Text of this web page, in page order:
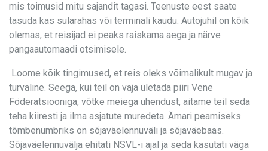
mis toimusid mitu sajandit tagasi. Teenuste eest saate
tasuda kas sularahas või terminali kaudu. Autojuhil on kõik
olemas, et reisijad ei peaks raiskama aega ja närve
pangaautomaadi otsimisele.
Loome kõik tingimused, et reis oleks võimalikult mugav ja
turvaline. Seega, kui teil on vaja ületada piiri Vene
Föderatsiooniga, võtke meiega ühendust, aitame teil seda
teha kiiresti ja ilma asjatute muredeta. Ämari peamiseks
tõmbenumbriks on sõjaväelennuväli ja sõjaväebaas.
Sõjaväelennuvälja ehitati NSVL-i ajal ja seda kasutati väga